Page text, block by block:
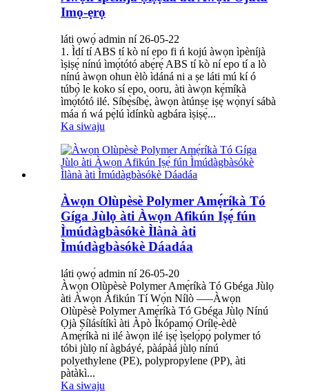
Imọ-ẹrọ
láti ọwọ́ admin ní 26-05-22
1. Ìdí tí ABS tí kò ní epo fi ń kojú àwọn ìpèníjà
ìṣiṣẹ́ nínú ìmọ́tótó abẹ́rẹ́ ABS tí kò ní epo tí a lò
nínú àwọn ohun èlò ìdáná ni a ṣe láti mú kí ó
túbọ̀ le koko sí epo, ooru, àti àwọn kẹ́míkà
ìmọ́tótó ilé. Síbẹ̀síbẹ̀, àwọn àtúnṣe iṣẹ́ wọ̀nyí sábà
máa ń wá pẹ̀lú ìdínkù agbára ìṣiṣẹ́...
Ka siwaju
Àwọn Olùpèsè Polymer Amẹ́ríkà Tó
Gíga Jùlọ àti Àwọn Afikún Iṣẹ́ fún
Ìmúdàgbàsókè Ìlànà àti
Ìmúdàgbàsókè Dáadáa
láti ọwọ́ admin ní 26-05-20
Àwọn Olùpèsè Polymer Amẹ́ríkà Tó Gbéga Jùlọ
àti Àwọn Àfikún Tí Wọ́n Nílò —–Àwọn
Olùpèsè Polymer Amẹ́ríkà Tó Gbéga Jùlọ Nínú
Ọjà Ṣílásítíkì àti Àpò Ìkópamọ́ Orílẹ̀-èdè
Amẹ́ríkà ni ilé àwọn ilé iṣẹ́ ìṣelọ́pọ́ polymer tó
tóbi jùlọ ní àgbáyé, pàápàá jùlọ nínú
polyethylene (PE), polypropylene (PP), àti
pàtàkì...
Ka siwaju